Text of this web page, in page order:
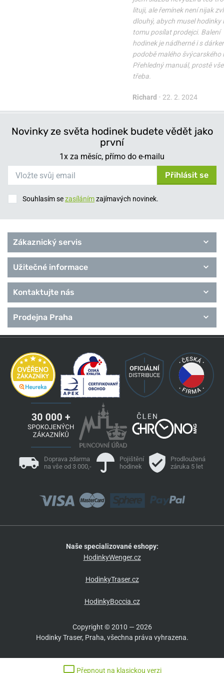
lituji, ale řemínek není nijak
dlouhý, abych musel hodinky
tomu posílat prodejci. Balení
hodinek je nádherné i s
podobě malého švýcarského
Přehledný manuál, prostě
třeba.
Richard • 22. 2. 2024
Novinky ze světa hodinek budete vědět jako
první
1x za měsíc, přímo do e-mailu
Přihlásit se
Souhlasím sezasílánímzajímavých novinek.
Zákaznický servis
Užitečné informace
Kontaktujte nás
Prodejna Praha
Doprava zdarma
na vše od 3 000,-
Pojištění
hodinek
Prodloužená
záruka 5 let
Naše specializované eshopy:
HodinkyWenger.cz
HodinkyTraser.cz
HodinkyBoccia.cz
Copyright © 2010 — 2026
Hodinky Traser, Praha, všechna práva vyhrazena.
Přepnout na klasickou verzi